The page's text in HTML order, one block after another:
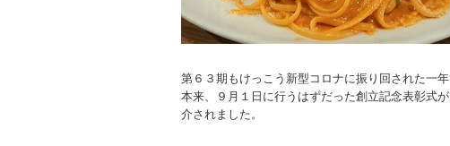
第６３期もけっこう新型コロナに振り回された一年
本来、９月１日に行うはずだった創立記念表彰式
介されました。